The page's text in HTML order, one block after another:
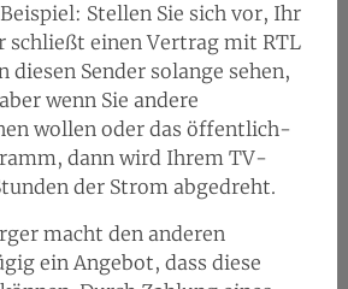
Stellen Sie sich vor, Ihr
schließt einen Vertrag mit RTL
diesen Sender solange sehen,
wenn Sie andere
wollen oder das öffentlich-
dann wird Ihrem TV-
der Strom abgedreht.
macht den anderen
ein Angebot, dass diese